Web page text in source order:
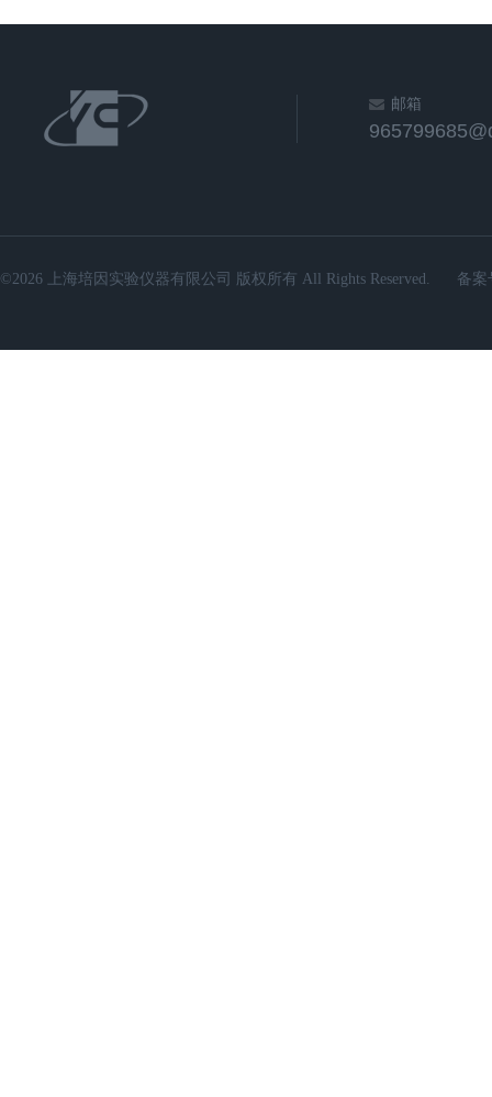
邮箱
©2026 上海培因实验仪器有限公司 版权所有 All Rights Reserved. 备案